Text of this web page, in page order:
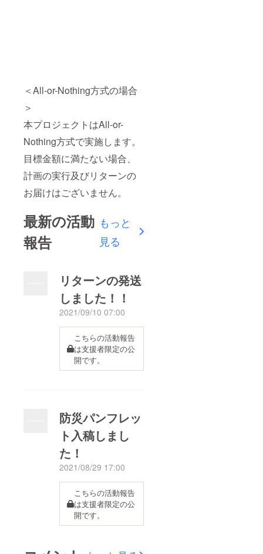
＜All-or-Nothing方式の場合
＞
本プロジェクトはAll-or-
Nothing方式で実施します。
目標金額に満たない場合、
計画の実行及びリターンの
お届けはございません。
最新の活動
報告
もっと
見る
リターンの発送
しました！！
2021/09/10 07:00
こちらの活動報告
は支援者限定の公
開です。
防災パンフレッ
ト入稿しまし
た！
2021/08/29 17:00
こちらの活動報告
は支援者限定の公
開です。